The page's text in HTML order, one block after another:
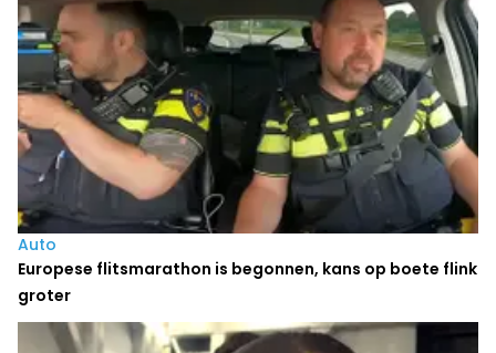
Auto
Europese flitsmarathon is begonnen, kans op boete flink
groter